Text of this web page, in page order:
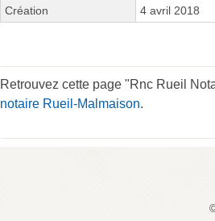
Création
4 avril 2018
Retrouvez cette page "Rnc Rueil
notaire Rueil-Malmaison.